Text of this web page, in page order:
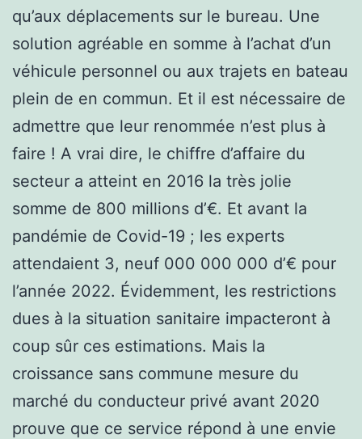
qu’aux déplacements sur le bureau. Une
solution agréable en somme à l’achat d’un
véhicule personnel ou aux trajets en bateau
plein de en commun. Et il est nécessaire de
admettre que leur renommée n’est plus à
faire ! A vrai dire, le chiffre d’affaire du
secteur a atteint en 2016 la très jolie
somme de 800 millions d’€. Et avant la
pandémie de Covid-19 ; les experts
attendaient 3, neuf 000 000 000 d’€ pour
l’année 2022. Évidemment, les restrictions
dues à la situation sanitaire impacteront à
coup sûr ces estimations. Mais la
croissance sans commune mesure du
marché du conducteur privé avant 2020
prouve que ce service répond à une envie